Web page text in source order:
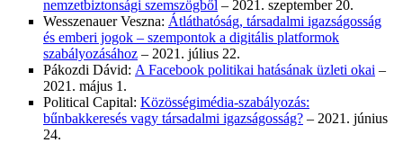
nemzetbiztonsági szemszögből – 2021. szeptember 20.
Wesszenauer Veszna: Átláthatóság, társadalmi igazságosság
és emberi jogok – szempontok a digitális platformok
szabályozásához – 2021. július 22.
Pákozdi Dávid: A Facebook politikai hatásának üzleti okai –
2021. május 1.
Political Capital: Közösségimédia-szabályozás:
bűnbakkeresés vagy társadalmi igazságosság? – 2021. június
24.